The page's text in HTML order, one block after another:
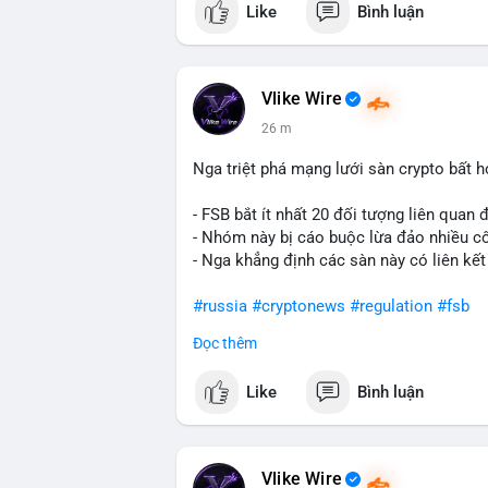
Lời khuyên ngắn gọn cho nhà đầu tư nhỏ
phải là các từ khóa cụ thể xuất hiện
giá USD). TUYỆT ĐỐI KHÔNG lặp lại
#whalealert ,#smartmoney
chuyển ví lạnh:#45btc #vilanh
Like Bình luận
Vlike Wire
26 m
Nga triệt phá mạng lưới sàn crypto bất
- FSB bắt ít nhất 20 đối tượng liên quan
- Nhóm này bị cáo buộc lừa đảo nhiều
- Nga khẳng định các sàn này có liên
#russia #cryptonews #regulation #fsb
$btc $eth
#vlikevn #titanbot
Đọc thêm
Like Bình luận
Vlike Wire